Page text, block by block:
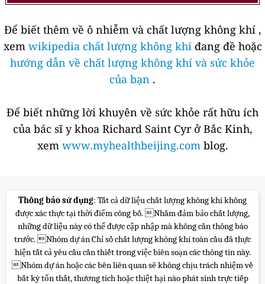
Để biết thêm về ô nhiễm và chất lượng không khí ,
xem wikipedia chất lượng không khíđang đề hoặc
hướng dẫn về chất lượng không khí và sức khỏe
của bạn .
Để biết những lời khuyên về sức khỏe rất hữu ích
của bác sĩ y khoa Richard Saint Cyr ở Bắc Kinh,
xem www.myhealthbeijing.com blog.
Thông báo sử dụng: Tất cả dữ liệu chất lượng không khí không
được xác thực tại thời điểm công bố. Nhằm đảm bảo chất lượng,
những dữ liệu này có thể được cập nhập mà không cần thông báo
trước. Nhóm dự án Chỉ số chất lượng không khí toàn cầu đã thực
hiện tất cả yêu cầu cần thiết trong việc biên soạn các thông tin này.
Nhóm dự án hoặc các bên liên quan sẽ không chịu trách nhiệm về
bất kỳ tổn thất, thương tích hoặc thiệt hại nào phát sinh trực tiếp